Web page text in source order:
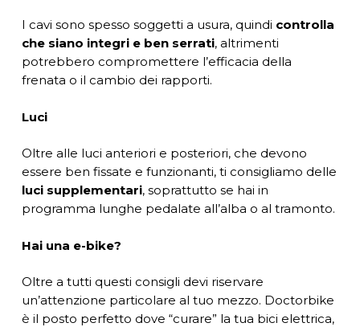
I cavi sono spesso soggetti a usura, quindi controlla
che siano integri e ben serrati, altrimenti
potrebbero compromettere l’efficacia della
frenata o il cambio dei rapporti.
Luci
Oltre alle luci anteriori e posteriori, che devono
essere ben fissate e funzionanti, ti consigliamo delle
luci supplementari, soprattutto se hai in
programma lunghe pedalate all’alba o al tramonto.
Hai una e-bike?
Oltre a tutti questi consigli devi riservare
un’attenzione particolare al tuo mezzo. Doctorbike
è il posto perfetto dove “curare” la tua bici elettrica,